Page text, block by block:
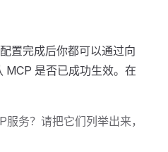
置完成后你都可以通过向
MCP 是否已成功生效。在
务？请把它们列举出来，